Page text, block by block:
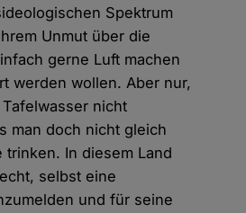
Spektrum
Unmut über die
gerne Luft machen
werden wollen. Aber nur,
nicht
man doch nicht gleich
trinken. In diesem Land
selbst eine
und für seine